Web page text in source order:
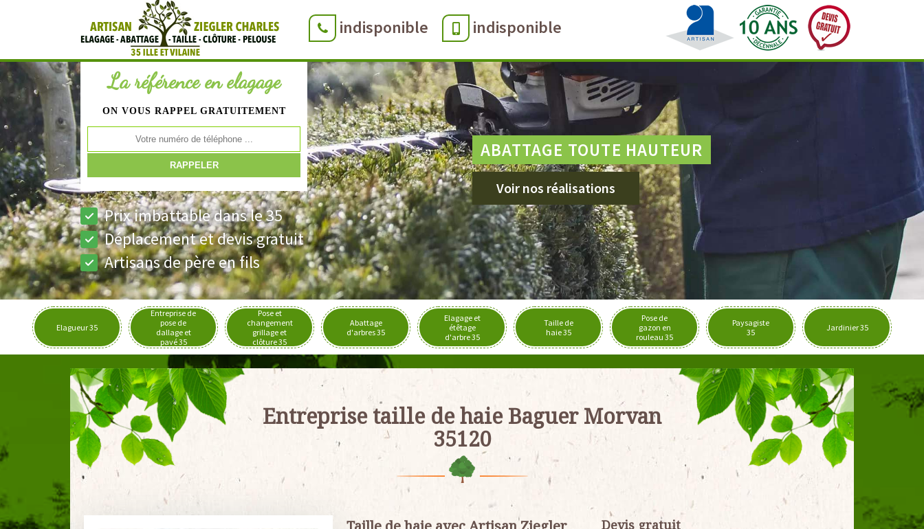
indisponible indisponible
La référence en elagage
ON VOUS RAPPEL GRATUITEMENT
Prix imbattable dans le 35
Déplacement et devis gratuit
Artisans de père en fils
ABATTAGE TOUTE HAUTEUR
Voir nos réalisations
Elagueur 35
Entreprise de
pose de
dallage et
pavé 35
Pose et
changement
grillage et
clôture 35
Abattage
d'arbres 35
Elagage et
étêtage
d'arbre 35
Taille de
haie 35
Pose de
gazon en
rouleau 35
Paysagiste
35
Jardinier 35
Entreprise taille de haie Baguer Morvan
35120
Devis gratuit